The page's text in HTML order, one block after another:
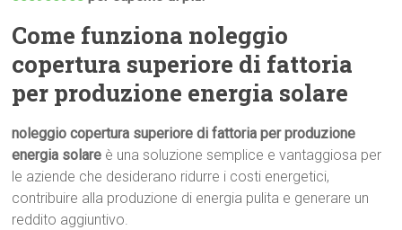
Come funziona noleggio
copertura superiore di fattoria
per produzione energia solare
noleggio copertura superiore di fattoria per produzione
energia solare è una soluzione semplice e vantaggiosa per
le aziende che desiderano ridurre i costi energetici,
contribuire alla produzione di energia pulita e generare un
reddito aggiuntivo.